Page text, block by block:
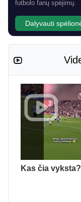
futbolo fanų spėjimų.
Dalyvauti
Kas čia